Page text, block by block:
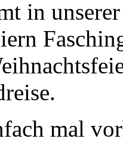
in
mal